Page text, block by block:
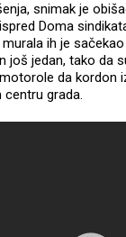
snimak je
Doma
ih je
još jedan, tako da
da kordon
grada.